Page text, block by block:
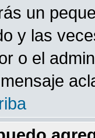
un
y las
o el